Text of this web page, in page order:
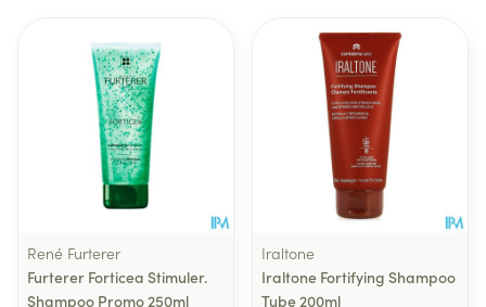
René Furterer
Furterer Forticea Stimuler.
Shampoo Promo 250ml
Iraltone
Iraltone Fortifying Shampoo
Tube 200ml